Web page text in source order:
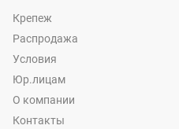
Крепеж
Распродажа
Условия
Юр.лицам
О компании
Контакты